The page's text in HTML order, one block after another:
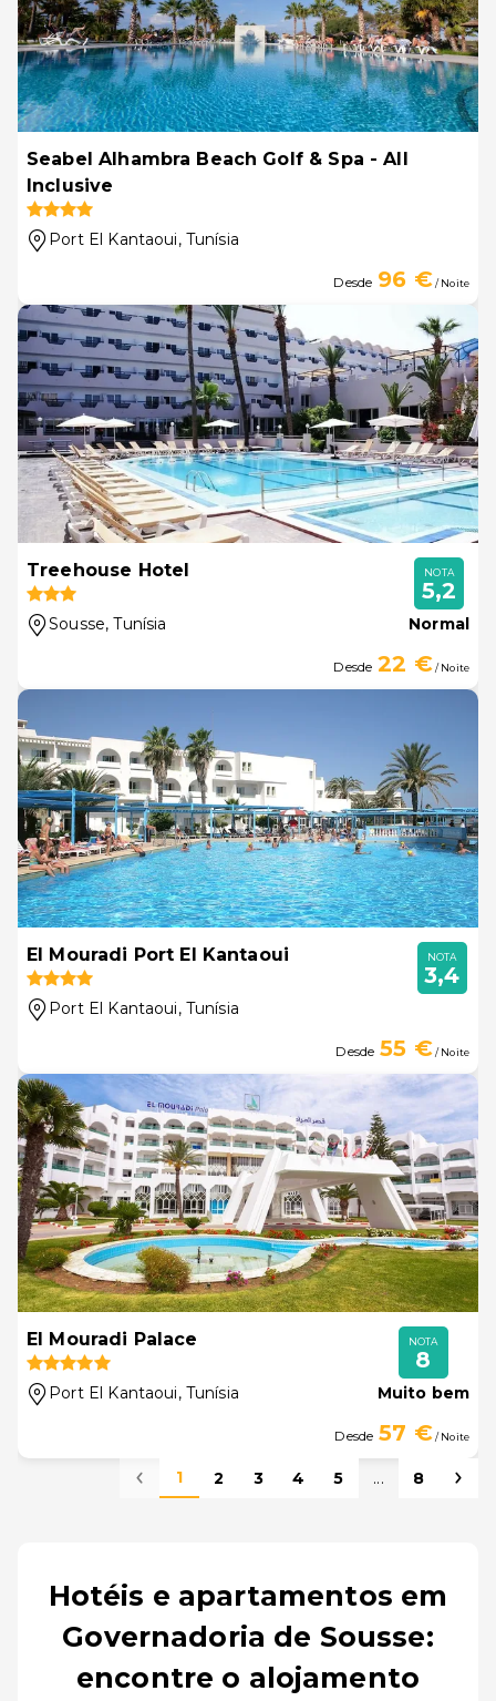
Seabel Alhambra Beach Golf & Spa - All
Inclusive
Port El Kantaoui, Tunísia
Desde 96 €/ Noite
Treehouse Hotel
Sousse, Tunísia
NOTA
5,2
Normal
Desde 22 €/ Noite
El Mouradi Port El Kantaoui
Port El Kantaoui, Tunísia
NOTA
3,4
Desde 55 €/ Noite
El Mouradi Palace
Port El Kantaoui, Tunísia
NOTA
8
Muito bem
Desde 57 €/ Noite
1 2 3 4 5 ... 8
Hotéis e apartamentos em
Governadoria de Sousse:
encontre o alojamento